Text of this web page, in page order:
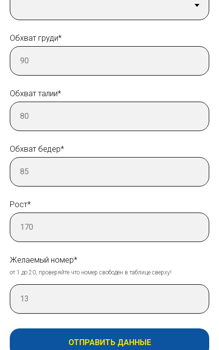
Обхват груди*
Обхват талии*
Обхват бедер*
Рост*
Желаемый номер*
от 1 до 20, проверяйте что номер свободен в таблице сверху!
ОТПРАВИТЬ ДАННЫЕ